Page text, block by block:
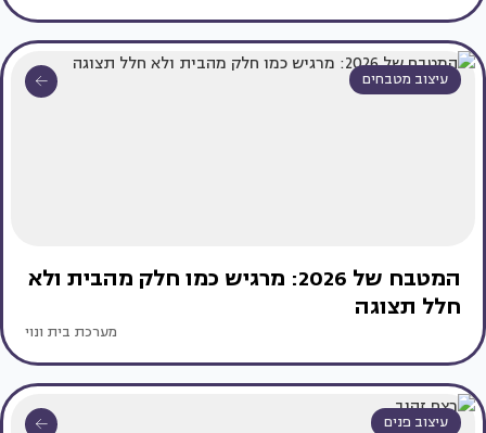
עיצוב מטבחים
המטבח של 2026: מרגיש כמו חלק מהבית ולא
חלל תצוגה
מערכת בית ונוי
עיצוב פנים